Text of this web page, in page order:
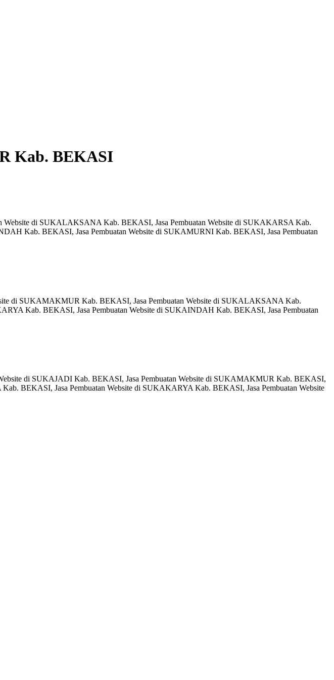
Kab. BEKASI
Website di SUKALAKSANA Kab. BEKASI, Jasa Pembuatan Website di SUKAKARSA Kab.
Kab. BEKASI, Jasa Pembuatan Website di SUKAMURNI Kab. BEKASI, Jasa Pembuatan
di SUKAMAKMUR Kab. BEKASI, Jasa Pembuatan Website di SUKALAKSANA Kab.
Kab. BEKASI, Jasa Pembuatan Website di SUKAINDAH Kab. BEKASI, Jasa Pembuatan
di SUKAJADI Kab. BEKASI, Jasa Pembuatan Website di SUKAMAKMUR Kab. BEKASI,
BEKASI, Jasa Pembuatan Website di SUKAKARYA Kab. BEKASI, Jasa Pembuatan Website